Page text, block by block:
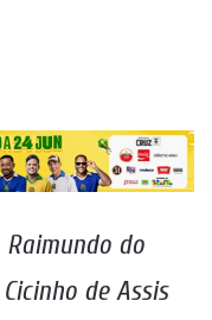
Raimundo do
Cicinho de Assis